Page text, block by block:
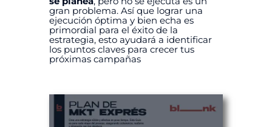
gran problema. Así que lograr una
ejecución óptima y bien echa es
primordial para el éxito de la
estrategia, esto ayudará a identificar
los puntos claves para crecer tus
próximas campañas